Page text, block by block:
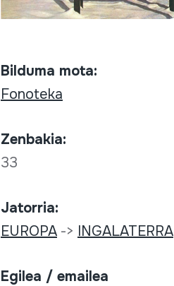
Bilduma mota:
Fonoteka
Zenbakia:
33
Jatorria:
EUROPA-> INGALATERRA
Egilea / emailea